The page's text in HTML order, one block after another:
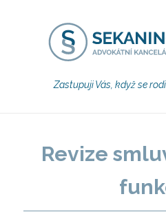
Zastupuji Vás, když se
Revize